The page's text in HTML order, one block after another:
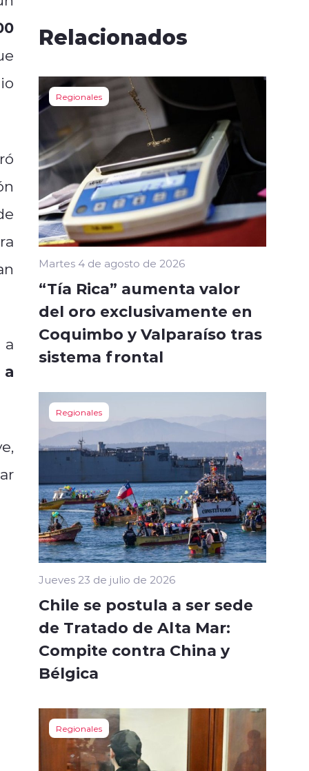
Relacionados
Regionales
Martes 4 de agosto de 2026
“Tía Rica” aumenta valor
del oro exclusivamente en
Coquimbo y Valparaíso tras
sistema frontal
Regionales
Jueves 23 de julio de 2026
Chile se postula a ser sede
de Tratado de Alta Mar:
Compite contra China y
Bélgica
Regionales